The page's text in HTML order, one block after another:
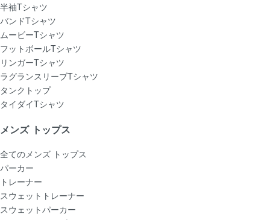
半袖Tシャツ
バンドTシャツ
ムービーTシャツ
フットボールTシャツ
リンガーTシャツ
ラグランスリーブTシャツ
タンクトップ
タイダイTシャツ
メンズ トップス
全てのメンズ トップス
パーカー
トレーナー
スウェットトレーナー
スウェットパーカー